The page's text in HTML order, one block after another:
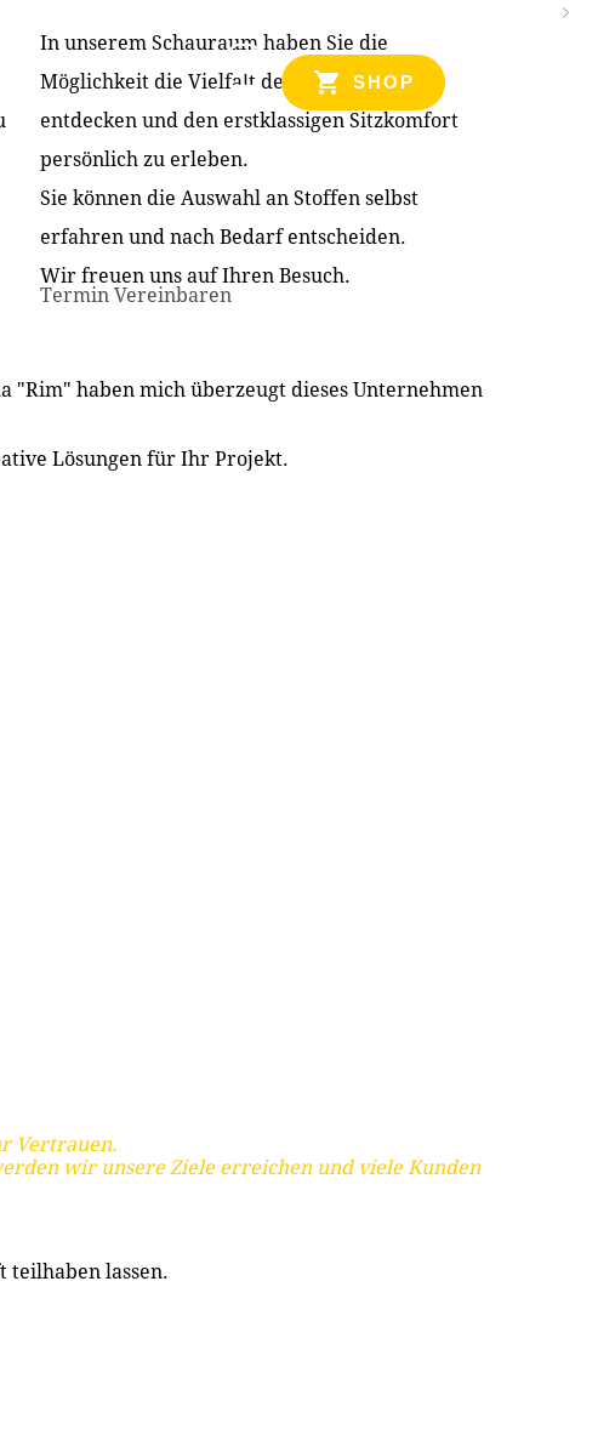
SHOP
In unserem Schauraum haben Sie die
Möglichkeit die Vielfalt der Produkte zu
entdecken und den erstklassigen Sitzkomfort
persönlich zu erleben.
Sie können die Auswahl an Stoffen selbst
erfahren und nach Bedarf entscheiden.
Wir freuen uns auf Ihren Besuch.
Termin Vereinbaren
haben mich überzeugt dieses Unternehmen
Lösungen für Ihr Projekt.
Vertrauen.
wir unsere Ziele erreichen und viele Kunden
teilhaben lassen.